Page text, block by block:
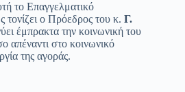
το Επαγγελματικό
ο Πρόεδρος του κ. Γ.
έμπρακτα την κοινωνική του
απέναντι στο κοινωνικό
της αγοράς.